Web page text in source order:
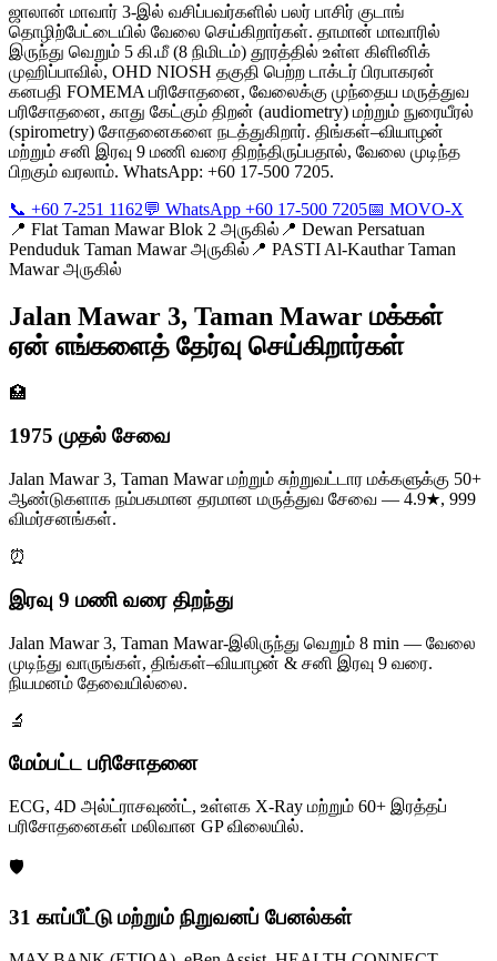
ஜாலான் மாவார் 3-இல் வசிப்பவர்களில் பலர் பாசிர் குடாங்
தொழிற்பேட்டையில் வேலை செய்கிறார்கள். தாமான் மாவாரில்
இருந்து வெறும் 5 கி.மீ (8 நிமிடம்) தூரத்தில் உள்ள கிளினிக்
முஹிப்பாவில், OHD NIOSH தகுதி பெற்ற டாக்டர் பிரபாகரன்
கனபதி FOMEMA பரிசோதனை, வேலைக்கு முந்தைய மருத்துவ
பரிசோதனை, காது கேட்கும் திறன் (audiometry) மற்றும் நுரையீரல்
(spirometry) சோதனைகளை நடத்துகிறார். திங்கள்–வியாழன்
மற்றும் சனி இரவு 9 மணி வரை திறந்திருப்பதால், வேலை முடிந்த
பிறகும் வரலாம். WhatsApp: +60 17-500 7205.
📞 +60 7-251 1162💬 WhatsApp +60 17-500 7205📅 MOVO-X
📍 Flat Taman Mawar Blok 2 அருகில் 📍 Dewan Persatuan
Penduduk Taman Mawar அருகில் 📍 PASTI Al-Kauthar Taman
Mawar அருகில்
Jalan Mawar 3, Taman Mawar மக்கள்
ஏன் எங்களைத் தேர்வு செய்கிறார்கள்
🏥
1975 முதல் சேவை
Jalan Mawar 3, Taman Mawar மற்றும் சுற்றுவட்டார மக்களுக்கு 50+
ஆண்டுகளாக நம்பகமான தரமான மருத்துவ சேவை — 4.9★, 999
விமர்சனங்கள்.
⏰
இரவு 9 மணி வரை திறந்து
Jalan Mawar 3, Taman Mawar-இலிருந்து வெறும் 8 min — வேலை
முடிந்து வாருங்கள், திங்கள்–வியாழன் & சனி இரவு 9 வரை.
நியமனம் தேவையில்லை.
🔬
மேம்பட்ட பரிசோதனை
ECG, 4D அல்ட்ராசவுண்ட், உள்ளக X-Ray மற்றும் 60+ இரத்தப்
பரிசோதனைகள் மலிவான GP விலையில்.
🛡️
31 காப்பீட்டு மற்றும் நிறுவனப் பேனல்கள்